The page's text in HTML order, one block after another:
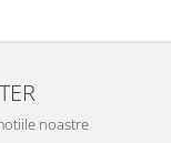
noastre